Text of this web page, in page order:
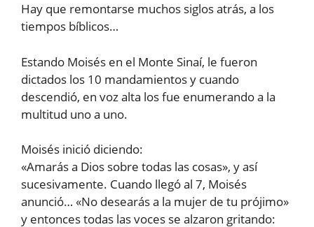
Hay que remontarse muchos siglos atrás, a los
tiempos bíblicos…
Estando Moisés en el Monte Sinaí, le fueron
dictados los 10 mandamientos y cuando
descendió, en voz alta los fue enumerando a la
multitud uno a uno.
Moisés inició diciendo:
«Amarás a Dios sobre todas las cosas», y así
sucesivamente. Cuando llegó al 7, Moisés
anunció… «No desearás a la mujer de tu prójimo»
y entonces todas las voces se alzaron gritando: